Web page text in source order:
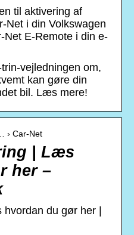
til aktivering af
Net i din Volkswagen
Net E-Remote i din e-
vejledningen om,
kan gøre din
bil. Læs mere!
› Car-Net
| Læs
her –
du gør her |